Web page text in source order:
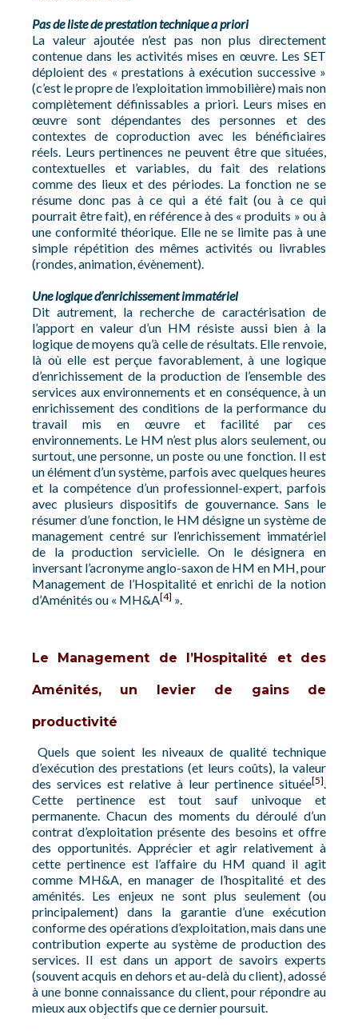
Pas de liste de prestation technique a priori
La valeur ajoutée n’est pas non plus directement
contenue dans les activités mises en œuvre. Les SET
déploient des « prestations à exécution successive »
(c’est le propre de l’exploitation immobilière) mais non
complètement définissables a priori. Leurs mises en
œuvre sont dépendantes des personnes et des
contextes de coproduction avec les bénéficiaires
réels. Leurs pertinences ne peuvent être que situées,
contextuelles et variables, du fait des relations
comme des lieux et des périodes. La fonction ne se
résume donc pas à ce qui a été fait (ou à ce qui
pourrait être fait), en référence à des « produits » ou à
une conformité théorique. Elle ne se limite pas à une
simple répétition des mêmes activités ou livrables
(rondes, animation, évènement).
Une logique d’enrichissement immatériel
Dit autrement, la recherche de caractérisation de
l’apport en valeur d’un HM résiste aussi bien à la
logique de moyens qu’à celle de résultats. Elle renvoie,
là où elle est perçue favorablement, à une logique
d’enrichissement de la production de l’ensemble des
services aux environnements et en conséquence, à un
enrichissement des conditions de la performance du
travail mis en œuvre et facilité par ces
environnements. Le HM n’est plus alors seulement, ou
surtout, une personne, un poste ou une fonction. Il est
un élément d’un système, parfois avec quelques heures
et la compétence d’un professionnel-expert, parfois
avec plusieurs dispositifs de gouvernance. Sans le
résumer d’une fonction, le HM désigne un système de
management centré sur l’enrichissement immatériel
de la production servicielle. On le désignera en
inversant l’acronyme anglo-saxon de HM en MH, pour
Management de l’Hospitalité et enrichi de la notion
d’Aménités ou « MH&A[4] ».
Le Management de l’Hospitalité et des
Aménités, un levier de gains de
productivité
Quels que soient les niveaux de qualité technique
d’exécution des prestations (et leurs coûts), la valeur
des services est relative à leur pertinence située[5].
Cette pertinence est tout sauf univoque et
permanente. Chacun des moments du déroulé d’un
contrat d’exploitation présente des besoins et offre
des opportunités. Apprécier et agir relativement à
cette pertinence est l’affaire du HM quand il agit
comme MH&A, en manager de l’hospitalité et des
aménités. Les enjeux ne sont plus seulement (ou
principalement) dans la garantie d’une exécution
conforme des opérations d’exploitation, mais dans une
contribution experte au système de production des
services. Il est dans un apport de savoirs experts
(souvent acquis en dehors et au-delà du client), adossé
à une bonne connaissance du client, pour répondre au
mieux aux objectifs que ce dernier poursuit.